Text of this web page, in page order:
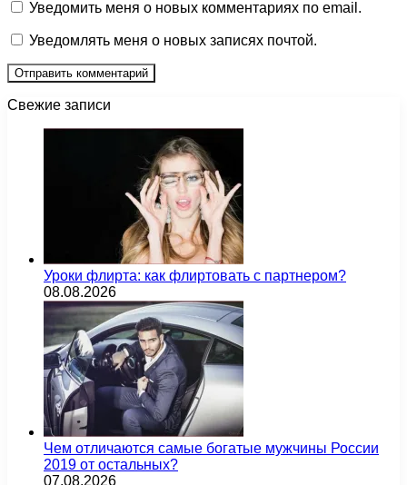
Уведомить меня о новых комментариях по email.
Уведомлять меня о новых записях почтой.
Свежие записи
Уроки флирта: как флиртовать с партнером?
08.08.2026
Чем отличаются самые богатые мужчины России
2019 от остальных?
07.08.2026